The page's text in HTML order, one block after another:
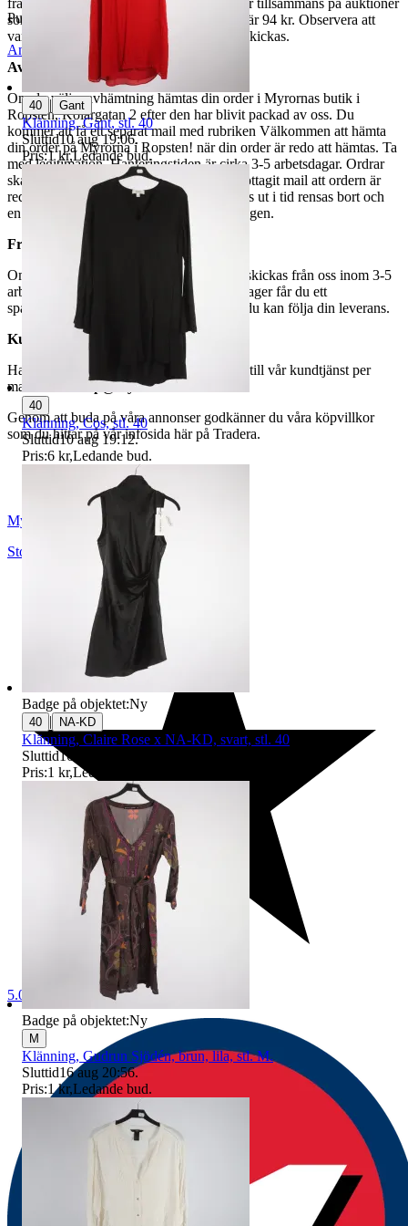
fraktpriset. Vi samfraktar upp till fyra varor tillsammans på auktioner
som avslutas samma dag. Samfraktspriset är 94 kr. Observera att
varor märkta endast avhämtning inte kan skickas.
Avhämtning
Om du väljer avhämtning hämtas din order i Myrornas butik i
Ropsten, Kolargatan 2 efter den har blivit packad av oss. Du
kommer att få ett separat mail med rubriken Välkommen att hämta
din order på Myrorna i Ropsten! när din order är redo att hämtas. Ta
med legitimation. Hanteringstiden är cirka 3-5 arbetsdagar. Ordrar
ska hämtas senast 7 dagar efter att man mottagit mail att ordern är
redo för avhämtning. Ordrar som ej hämtas ut i tid rensas bort och
en avgift på 84 kr dras av från återbetalningen.
Frakt
Om du har valt frakt kommer din vara att skickas från oss inom 3-5
arbetsdagar. När din vara har lämnat vårt lager får du ett
spårningsnummer av DSV inom kort där du kan följa din leverans.
Kundservice
Har du frågor eller funderingar hör av dig till vår kundtjänst per
mail:
webbshop@myrorna.se
Genom att buda på våra annonser godkänner du våra köpvillkor
som du hittar på vår infosida här på Tradera.
Publicerad
8 maj 20:50
Anmäl Sälj liknande
Myrorna
Stockholm
Sverige
5.0
40 | Gant
Klänning, Gant, stl. 40
Sluttid10 aug 19:06.
Pris:1 kr,Ledande bud.
40
Klänning, Cos, stl. 40
Sluttid10 aug 19:12.
Pris:6 kr,Ledande bud.
Badge på objektet:Ny
40 | NA-KD
Klänning, Claire Rose x NA-KD, svart, stl. 40
Sluttid16 aug 19:09
Pris:1 kr,Ledande bud
Badge på objektet:Ny
M
Klänning, Gudrun Sjödén, brun, lila, stl. M.
Sluttid16 aug 20:56.
Pris:1 kr,Ledande bud.